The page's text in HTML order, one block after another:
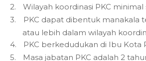
2.
Wilayah koordinasi PKC minimal
3.
PKC dapat dibentuk manakala
atau lebih dalam wilayah
4.
PKC berkedudukan di Ibu Kota
5.
Masa jabatan PKC adalah 2